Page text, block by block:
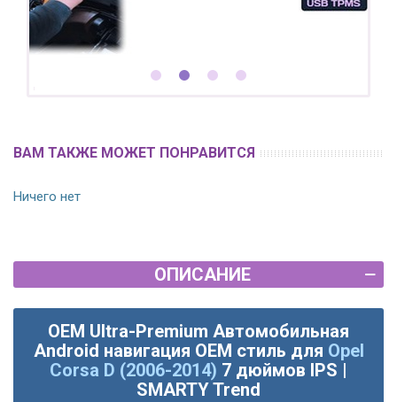
ВАМ ТАКЖЕ МОЖЕТ ПОНРАВИТСЯ
Ничего нет
ОПИСАНИЕ
OEM Ultra-Premium Автомобильная
Android навигация OEM стиль для Opel
Corsa D (2006-2014) 7 дюймов IPS |
SMARTY Trend